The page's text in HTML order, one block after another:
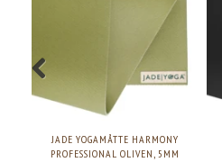
JADE YOGAMÅTTE HARMONY
PROFESSIONAL OLIVEN, 5MM